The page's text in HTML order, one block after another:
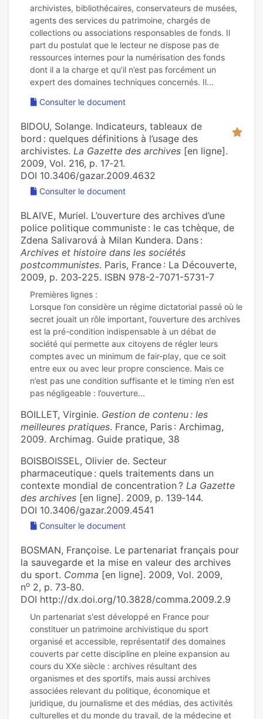
archivistes, bibliothécaires, conservateurs de musées,
agents des services du patrimoine, chargés de
collections ou associations responsables de fonds. Il
part du postulat que le lecteur ne dispose pas de
ressources internes pour la numérisation des fonds
dont il a la charge et qu’il n’est pas forcément un
Consulter le document
BIDOU, Solange. Indicateurs, tableaux de
bord : quelques définitions à l’usage des
archivistes. La Gazette des archives [en ligne].
2009, Vol. 216, p. 17‑21.
DOI 10.3406/gazar.2009.4632
Consulter le document
BLAIVE, Muriel. L’ouverture des archives d’une
police politique communiste : le cas tchèque, de
Zdena Salivarová à Milan Kundera. Dans :
Archives et histoire dans les sociétés
postcommunistes. Paris, France : La Découverte,
2009, p. 203‑225. ISBN 978-2-7071-5731-7
Premières lignes :
Lorsque l’on considère un régime dictatorial passé où le
secret jouait un rôle important, l’ouverture des archives
est la pré-condition indispensable à un débat de
société qui permette aux citoyens de régler leurs
comptes avec un minimum de fair-play, que ce soit
entre eux ou avec leur propre conscience. Mais ce
n’est pas une condition suffisante et le timing n’en est
BOILLET, Virginie. Gestion de contenu : les
meilleures pratiques. France, Paris : Archimag,
2009. Archimag. Guide pratique, 38
BOISBOISSEL, Olivier de. Secteur
pharmaceutique : quels traitements dans un
contexte mondial de concentration ? La Gazette
des archives [en ligne]. 2009, p. 139‑144.
DOI 10.3406/gazar.2009.4541
Consulter le document
BOSMAN, Françoise. Le partenariat français pour
la sauvegarde et la mise en valeur des archives
du sport. Comma [en ligne]. 2009, Vol. 2009,
no 2, p. 73‑80.
DOI http://dx.doi.org/10.3828/comma.2009.2.9
Un partenariat s'est développé en France pour
constituer un patrimoine archivistique du sport
organisé et accessible, représentatif des domaines
couverts par cette discipline en pleine expansion au
cours du XXe siècle : archives résultant des
organismes et des sportifs, mais aussi archives
associées relevant du politique, économique et
juridique, du journalisme et des médias, des activités
culturelles et du monde du travail, de la médecine et